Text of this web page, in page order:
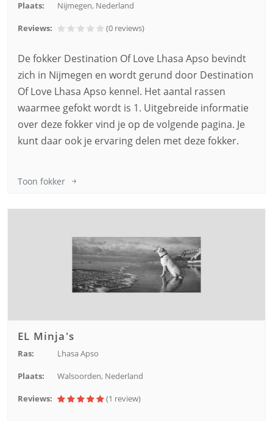
Plaats: Nijmegen, Nederland
Reviews: (0 reviews)
De fokker Destination Of Love Lhasa Apso bevindt
zich in Nijmegen en wordt gerund door Destination
Of Love Lhasa Apso kennel. Het aantal rassen
waarmee gefokt wordt is 1. Uitgebreide informatie
over deze fokker vind je op de volgende pagina. Je
kunt daar ook je ervaring delen met deze fokker.
Toon fokker
EL Minja's
Ras: Lhasa Apso
Plaats: Walsoorden, Nederland
Reviews: (1 review)